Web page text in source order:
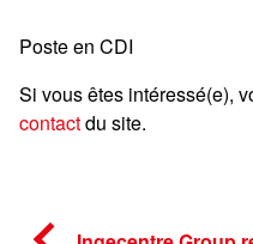
Poste en CDI
Si vous êtes intéressé(e),
contactdu site.